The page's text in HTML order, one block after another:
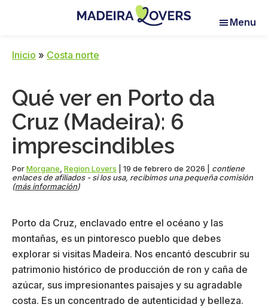
content
sidebar
réveiller
à
Madère
Menu
Inicio » Costa norte
Qué ver en Porto da
Cruz (Madeira): 6
imprescindibles
PorMorgane Region Lovers 19 de febrero de 2026
contiene
enlaces de afiliados - si los usa, recibimos una pequeña comisión
(más información)
Porto da Cruz, enclavado entre el océano y las
montañas, es un pintoresco pueblo que debes
explorar si visitas Madeira. Nos encantó descubrir su
patrimonio histórico de producción de ron y caña de
azúcar, sus impresionantes paisajes y su agradable
costa. Es un concentrado de autenticidad y belleza.